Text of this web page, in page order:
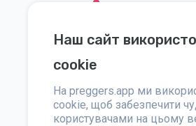
Соціальні мережі
Facebook
Наш сайт
cookie
На preggers.app ми
cookie, щоб забезпечити
користувачами на цьому